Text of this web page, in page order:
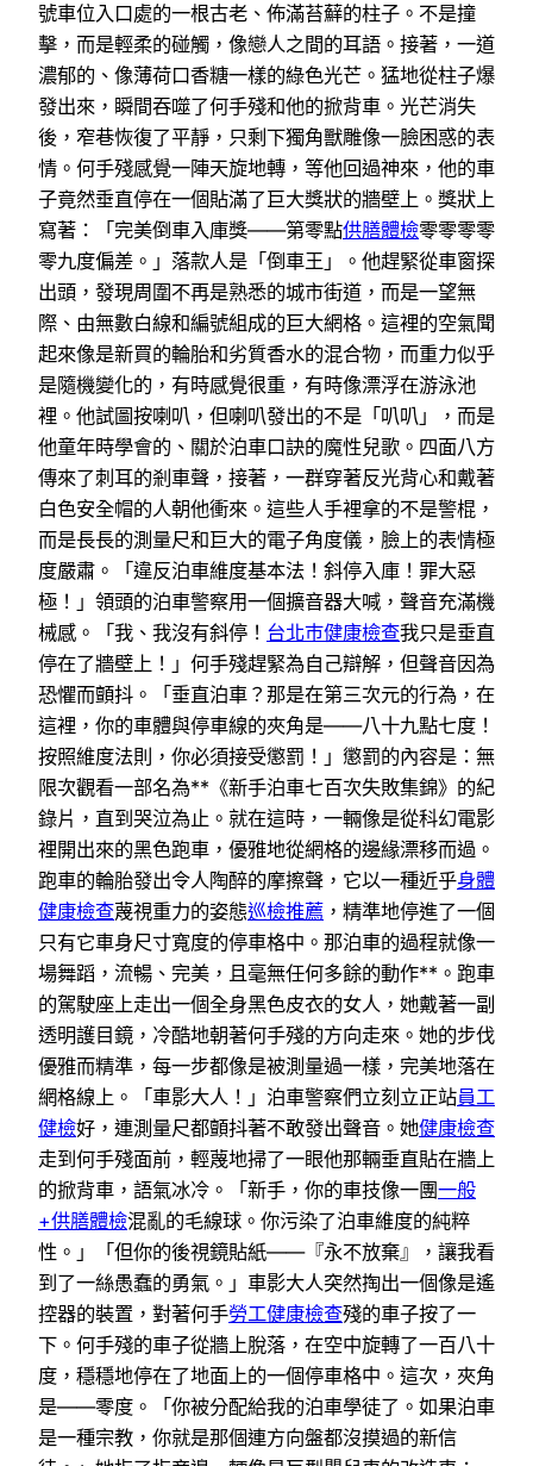
號車位入口處的一根古老、佈滿苔蘚的柱子。不是撞
擊，而是輕柔的碰觸，像戀人之間的耳語。接著，一道
濃郁的、像薄荷口香糖一樣的綠色光芒。猛地從柱子爆
發出來，瞬間吞噬了何手殘和他的掀背車。光芒消失
後，窄巷恢復了平靜，只剩下獨角獸雕像一臉困惑的表
情。何手殘感覺一陣天旋地轉，等他回過神來，他的車
子竟然垂直停在一個貼滿了巨大獎狀的牆壁上。獎狀上
寫著：「完美倒車入庫獎——第零點供膳體檢零零零零
零九度偏差。」落款人是「倒車王」。他趕緊從車窗探
出頭，發現周圍不再是熟悉的城市街道，而是一望無
際、由無數白線和編號組成的巨大網格。這裡的空氣聞
起來像是新買的輪胎和劣質香水的混合物，而重力似乎
是隨機變化的，有時感覺很重，有時像漂浮在游泳池
裡。他試圖按喇叭，但喇叭發出的不是「叭叭」，而是
他童年時學會的、關於泊車口訣的魔性兒歌。四面八方
傳來了刺耳的剎車聲，接著，一群穿著反光背心和戴著
白色安全帽的人朝他衝來。這些人手裡拿的不是警棍，
而是長長的測量尺和巨大的電子角度儀，臉上的表情極
度嚴肅。「違反泊車維度基本法！斜停入庫！罪大惡
極！」領頭的泊車警察用一個擴音器大喊，聲音充滿機
械感。「我、我沒有斜停！ 台北巿健康檢查我只是垂直
停在了牆壁上！」何手殘趕緊為自己辯解，但聲音因為
恐懼而顫抖。「垂直泊車？那是在第三次元的行為，在
這裡，你的車體與停車線的夾角是——八十九點七度！
按照維度法則，你必須接受懲罰！」懲罰的內容是：無
限次觀看一部名為**《新手泊車七百次失敗集錦》的紀
錄片，直到哭泣為止。就在這時，一輛像是從科幻電影
裡開出來的黑色跑車，優雅地從網格的邊緣漂移而過。
跑車的輪胎發出令人陶醉的摩擦聲，它以一種近乎身體
健康檢查蔑視重力的姿態巡檢推薦 ，精準地停進了一個
只有它車身尺寸寬度的停車格中。那泊車的過程就像一
場舞蹈，流暢、完美，且毫無任何多餘的動作**。跑車
的駕駛座上走出一個全身黑色皮衣的女人，她戴著一副
透明護目鏡，冷酷地朝著何手殘的方向走來。她的步伐
優雅而精準，每一步都像是被測量過一樣，完美地落在
網格線上。「車影大人！」泊車警察們立刻立正站員工
健檢好，連測量尺都顫抖著不敢發出聲音。她健康檢查
走到何手殘面前，輕蔑地掃了一眼他那輛垂直貼在牆上
的掀背車，語氣冰冷。「新手，你的車技像一團一般
+供膳體檢混亂的毛線球。你污染了泊車維度的純粹
性。」「但你的後視鏡貼紙——『永不放棄』，讓我看
到了一絲愚蠢的勇氣。」車影大人突然掏出一個像是遙
控器的裝置，對著何手勞工健康檢查殘的車子按了一
下。何手殘的車子從牆上脫落，在空中旋轉了一百八十
度，穩穩地停在了地面上的一個停車格中。這次，夾角
是——零度。「你被分配給我的泊車學徒了。如果泊車
是一種宗教，你就是那個連方向盤都沒摸過的新信